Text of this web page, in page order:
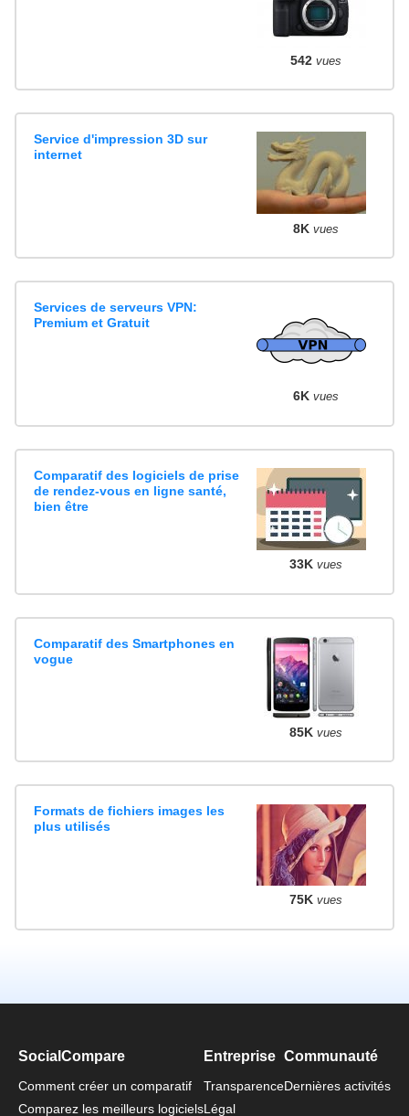
542 vues
Service d'impression 3D sur
internet
8K vues
Services de serveurs VPN:
Premium et Gratuit
6K vues
Comparatif des logiciels de prise
de rendez-vous en ligne santé,
bien être
33K vues
Comparatif des Smartphones en
vogue
85K vues
Formats de fichiers images les
plus utilisés
75K vues
SocialCompare
Comment créer un comparatif
Comparez les meilleurs logiciels
Entreprise
Transparence
Légal
Communauté
Dernières activités